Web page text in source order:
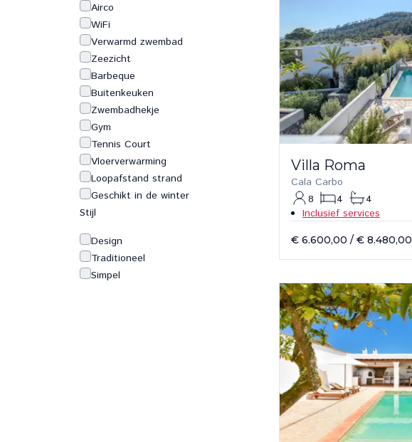
Airco
WiFi
Verwarmd zwembad
Zeezicht
Barbeque
Buitenkeuken
Zwembadhekje
Gym
Tennis Court
Vloerverwarming
Loopafstand strand
Geschikt in de winter
Stijl
Design
Traditioneel
Simpel
Villa Roma
Cala Carbo
8
4
4
Inclusief services
€ 6.600,00 / € 8.480,00